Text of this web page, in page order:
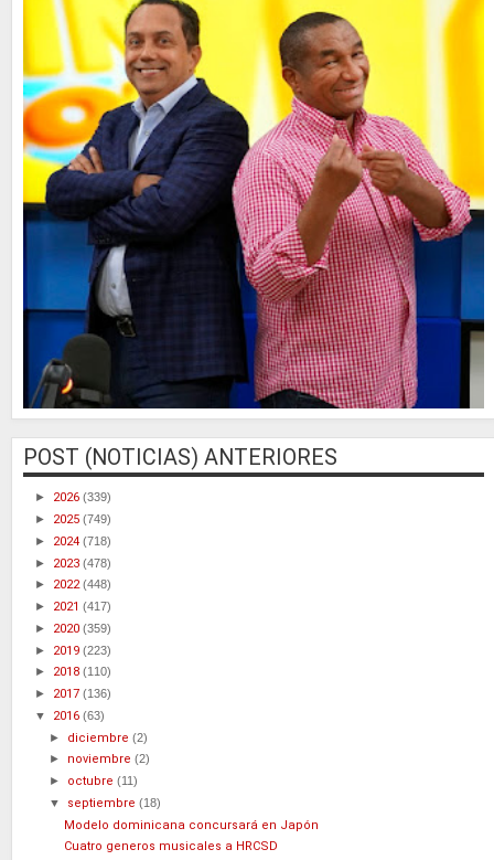
POST (NOTICIAS) ANTERIORES
► 2026 (339)
► 2025 (749)
► 2024 (718)
► 2023 (478)
► 2022(448)
► 2021 (417)
► 2020 (359)
► 2019 (223)
► 2018 (110)
► 2017 (136)
▼ 2016 (63)
► diciembre(2)
► noviembre(2)
► octubre(11)
▼ septiembre(18)
Modelo dominicana concursará en Japón
Cuatro generos musicales a HRCSD